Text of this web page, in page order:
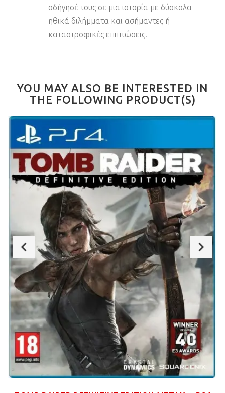
οδήγησέ τους σε μια ιστορία με δύσκολα
ηθικά διλήμματα και ασήμαντες ή
καταστροφικές επιπτώσεις.
YOU MAY ALSO BE INTERESTED IN
THE FOLLOWING PRODUCT(S)